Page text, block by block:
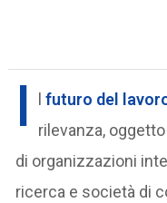
I futuro del
rilevanza,
di organizzazioni
ricerca e società di